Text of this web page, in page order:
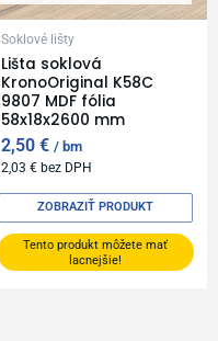
Soklové lišty
Lišta soklová
KronoOriginal K58C
9807 MDF fólia
58x18x2600 mm
2,50€ bm
2,03€ bez DPH
Tento produkt môžete mať
lacnejšie!
ZOBRAZIŤ PRODUKT